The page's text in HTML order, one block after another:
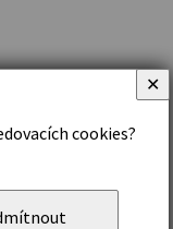
cookies?
✕